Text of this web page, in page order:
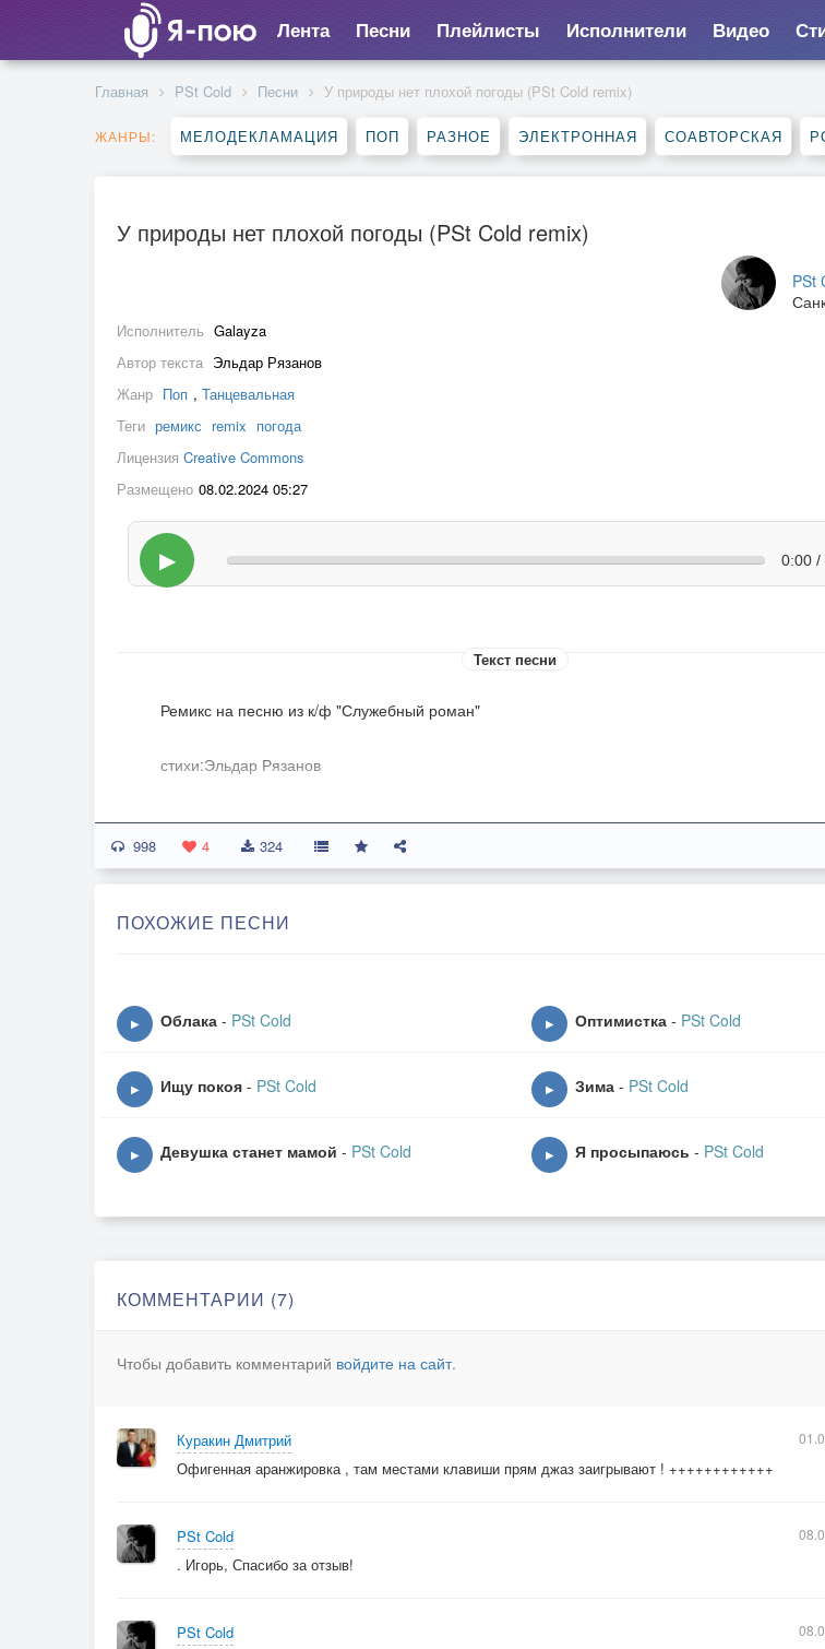
Лента Песни Плейлисты Исполнители Видео
Главная PSt Cold Песни У природы нет плохой погоды (PSt Cold remix)
ЖАНРЫ: МЕЛОДЕКЛАМАЦИЯ ПОП РАЗНОЕ ЭЛЕКТРОННАЯ СОАВТОРСКАЯ
У природы нет плохой погоды (PSt Cold remix)
PSt
Исполнитель Galayza
Автор текста Эльдар Рязанов
Жанр Поп , Танцевальная
Теги ремикс remix погода
Лицензия Creative Commons
Размещено 08.02.2024 05:27
▶ 0:00 /
Текст песни
Ремикс на песню из к/ф "Служебный роман"
стихи:Эльдар Рязанов
мелодия:Андрей Петров
Аранжировка:PSt Cold
Вокал:Галина Василенко (Galayza)
для этой работы!
998 4 324
ПОХОЖИЕ ПЕСНИ
▶ Облака - PSt Cold ▶ Оптимистка - PSt Cold
▶ Ищу покоя - PSt Cold ▶ Зима - PSt Cold
▶ Девушка станет мамой - PSt Cold ▶ Я просыпаюсь - PSt Cold
КОММЕНТАРИИ (7)
Чтобы добавить комментарий войдите на сайт.
Куракин Дмитрий
Офигенная аранжировка , там местами клавиши прям джаз заигрывают ! ++++++++++++
PSt Cold
. Игорь, Спасибо за отзыв!
PSt Cold